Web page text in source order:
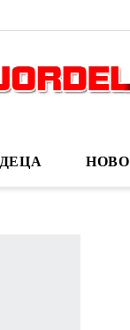
ДЕЦА НОВО